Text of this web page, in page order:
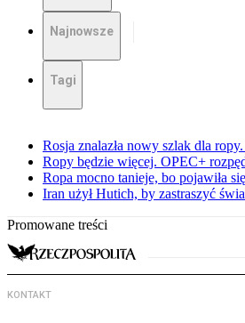
Najnowsze
Tagi
Rosja znalazła nowy szlak dla
Ropy będzie więcej. OPEC+
Ropa mocno tanieje, bo pojawiła
Iran użył Hutich, by zastraszyć
Promowane treści
KONTAKT